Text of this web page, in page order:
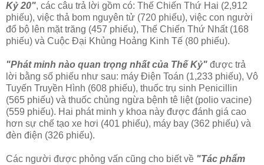
Kỷ 20", các câu trả lời gồm có: Thế Chiến Thứ Hai (2,912
phiếu), việc thả bom nguyên tử (720 phiếu), việc con người
đổ bộ lên mặt trăng (457 phiếu), Thế Chiến Thứ Nhất (168
phiếu) và Cuộc Đại Khủng Hoảng Kinh Tế (80 phiếu).
"Phát minh nào quan trọng nhất của Thế Kỷ" được trả
lời bằng số phiếu như sau: máy Điện Toán (1,233 phiếu), Vô
Tuyến Truyền Hình (608 phiếu), thuốc trụ sinh Penicillin
(565 phiếu) và thuốc chủng ngừa bệnh tê liệt (polio vacine)
(559 phiếu). Hai phát minh y khoa này được đánh giá cao
hơn sự chế tạo xe hơi (401 phiếu), máy bay (362 phiếu) và
đèn điện (326 phiếu).
Các người được phỏng vấn cũng cho biết về "Tác phẩm